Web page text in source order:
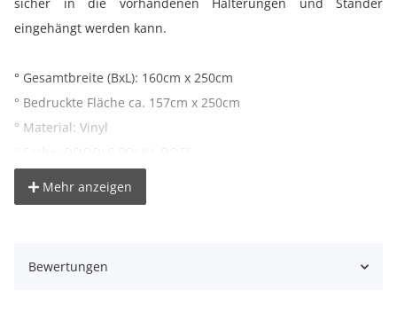
eingehängt werden kann.
° Gesamtbreite (BxL): 160cm x 250cm
° Bedruckte Fläche ca. 157cm x 250cm
° Material: Vinyl
° Pappkern Innendurchmesser: ca. 54mm
Originalfarbton abweichen
Mehr anzeigen
Bewertungen